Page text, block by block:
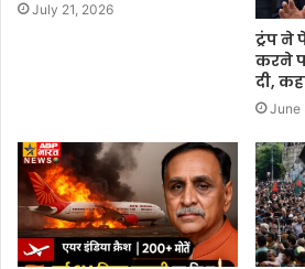
July 21, 2026
ट्रंप ने
करने
दी,
June